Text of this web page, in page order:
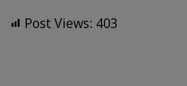
Post Views: 403